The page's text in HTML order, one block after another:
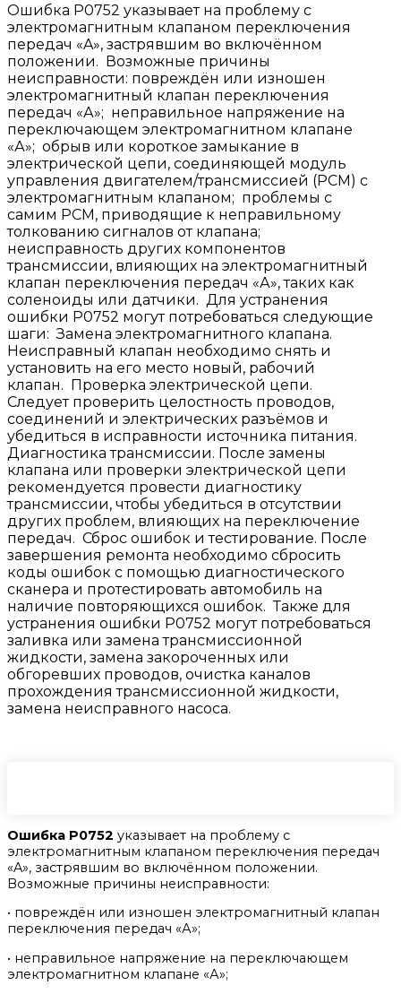
Ошибка P0752 указывает на проблему с
электромагнитным клапаном переключения
передач «A», застрявшим во включённом
положении. Возможные причины
неисправности: повреждён или изношен
электромагнитный клапан переключения
передач «А»; неправильное напряжение на
переключающем электромагнитном клапане
«А»; обрыв или короткое замыкание в
электрической цепи, соединяющей модуль
управления двигателем/трансмиссией (PCM) с
электромагнитным клапаном; проблемы с
самим PCM, приводящие к неправильному
толкованию сигналов от клапана;
неисправность других компонентов
трансмиссии, влияющих на электромагнитный
клапан переключения передач «А», таких как
соленоиды или датчики. Для устранения
ошибки P0752 могут потребоваться следующие
шаги: Замена электромагнитного клапана.
Неисправный клапан необходимо снять и
установить на его место новый, рабочий
клапан. Проверка электрической цепи.
Следует проверить целостность проводов,
соединений и электрических разъёмов и
убедиться в исправности источника питания.
Диагностика трансмиссии. После замены
клапана или проверки электрической цепи
рекомендуется провести диагностику
трансмиссии, чтобы убедиться в отсутствии
других проблем, влияющих на переключение
передач. Сброс ошибок и тестирование. После
завершения ремонта необходимо сбросить
коды ошибок с помощью диагностического
сканера и протестировать автомобиль на
наличие повторяющихся ошибок. Также для
устранения ошибки P0752 могут потребоваться
заливка или замена трансмиссионной
жидкости, замена закороченных или
обгоревших проводов, очистка каналов
прохождения трансмиссионной жидкости,
замена неисправного насоса.
Ошибка P0752 указывает на проблему с
электромагнитным клапаном переключения передач
«A», застрявшим во включённом положении.
Возможные причины неисправности:
• повреждён или изношен электромагнитный клапан
переключения передач «А»;
• неправильное напряжение на переключающем
электромагнитном клапане «А»;